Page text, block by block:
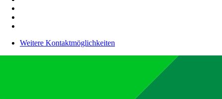
Weitere Kontaktmöglichkeiten